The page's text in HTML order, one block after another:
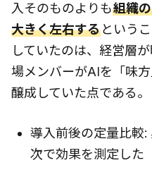
入そのものよりも組織
大きく左右するという
していたのは、経営層
場メンバーがAIを「味
醸成していた点である。
導入前後の定量比較:
次で効果を測定した